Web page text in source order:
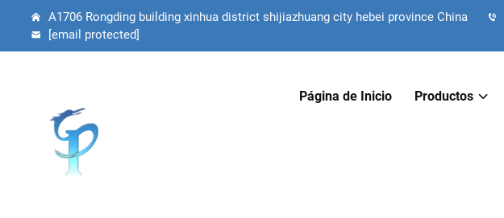
A1706 Rongding building xinhua district shijiazhuang city hebei province China
[email protected]
Página de Inicio Productos